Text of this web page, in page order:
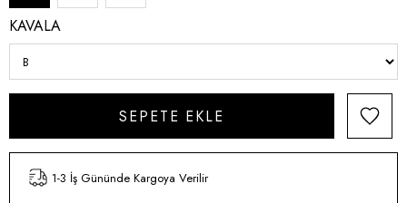
KAVALA
1-3 İş Gününde Kargoya Verilir